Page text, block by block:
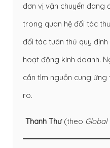
đơn vị vận chuyển đang
trong quan hệ đối tác
đối tác tuân thủ quy
hoạt động kinh doanh.
cần tìm nguồn cung ứng
ro.
Thanh Thư(theo Global